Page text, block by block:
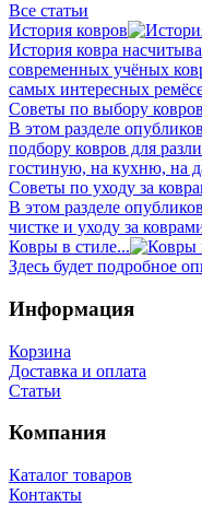
Все статьи
История ковров
История ковра
современных учёных
самых интересных
Советы по выбору ковров
В этом разделе
подбору ковров для
гостиную, на кухню, на
Советы по уходу за
В этом разделе
чистке и уходу за
Ковры в стиле...
Здесь будет подробное
Информация
Корзина
Доставка и оплата
Статьи
Компания
Каталог товаров
Контакты